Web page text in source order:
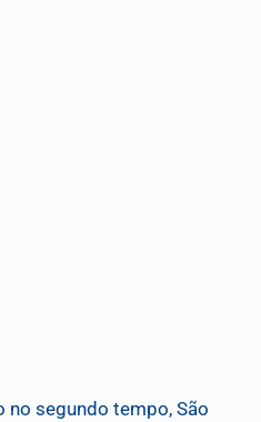
segundo tempo, São